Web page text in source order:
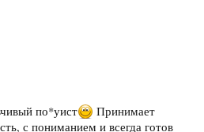
по*уист
Принимает
с пониманием и всегда готов